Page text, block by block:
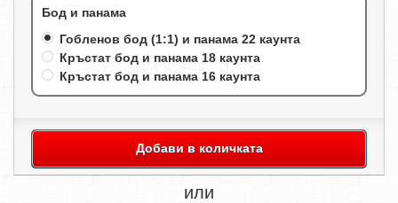
Бод и панама
Гобленов бод (1:1) и панама 22 каунта
Кръстат бод и панама 18 каунта
Кръстат бод и панама 16 каунта
Добави в количката
или